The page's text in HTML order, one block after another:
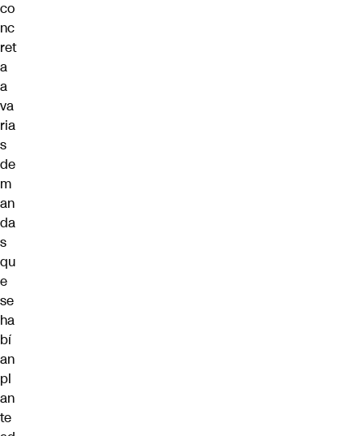
co
nc
ret
a
a
va
ria
s
de
m
an
da
s
qu
e
se
ha
bí
an
pl
an
te